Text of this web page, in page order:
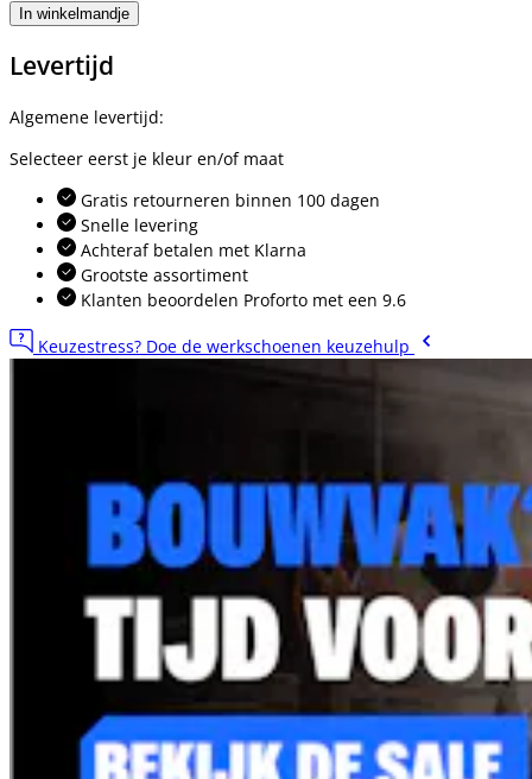
In winkelmandje
Levertijd
Algemene levertijd:
Selecteer eerst je kleur en/of maat
Gratis retourneren binnen 100 dagen
Snelle levering
Achteraf betalen met Klarna
Grootste assortiment
Klanten beoordelen Proforto met een 9.6
Keuzestress? Doe de werkschoenen keuzehulp